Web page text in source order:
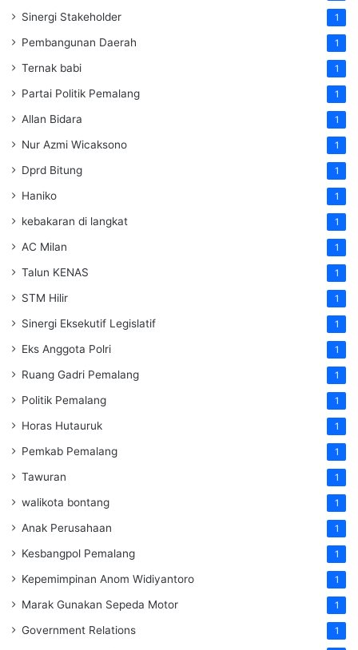
Sinergi Stakeholder 1
Pembangunan Daerah 1
Ternak babi 1
Partai Politik Pemalang 1
Allan Bidara 1
Nur Azmi Wicaksono 1
Dprd Bitung 1
Haniko 1
kebakaran di langkat 1
AC Milan 1
Talun KENAS 1
STM Hilir 1
Sinergi Eksekutif Legislatif 1
Eks Anggota Polri 1
Ruang Gadri Pemalang 1
Politik Pemalang 1
Horas Hutauruk 1
Pemkab Pemalang 1
Tawuran 1
walikota bontang 1
Anak Perusahaan 1
Kesbangpol Pemalang 1
Kepemimpinan Anom Widiyantoro 1
Marak Gunakan Sepeda Motor 1
Government Relations 1